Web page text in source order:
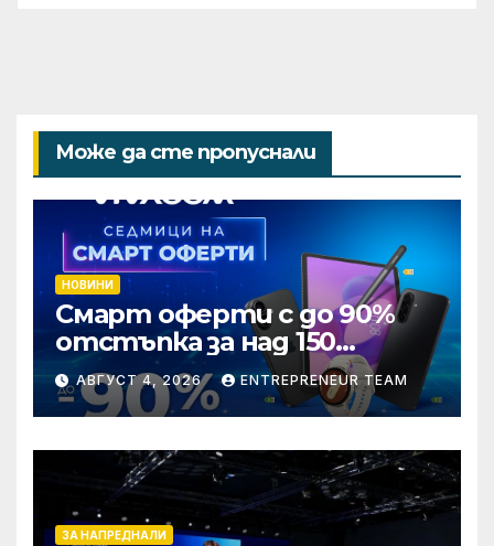
Може да сте пропуснали
НОВИНИ
Смарт оферти с до 90%
отстъпка за над 150
устройства от Vivacom
през август
АВГУСТ 4, 2026 ENTREPRENEUR TEAM
ЗА НАПРЕДНАЛИ